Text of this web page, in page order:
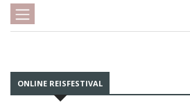
ONLINE REISFESTIVAL